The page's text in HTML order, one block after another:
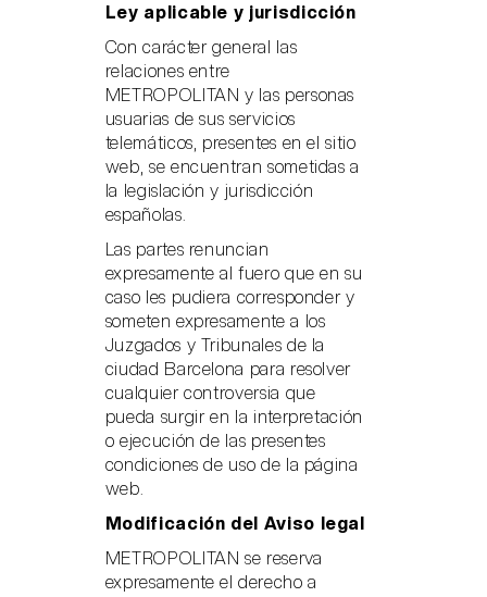
Ley aplicable y jurisdicción
Con carácter general las
relaciones entre
METROPOLITAN y las personas
usuarias de sus servicios
telemáticos, presentes en el sitio
web, se encuentran sometidas a
la legislación y jurisdicción
españolas.
Las partes renuncian
expresamente al fuero que en su
caso les pudiera corresponder y
someten expresamente a los
Juzgados y Tribunales de la
ciudad Barcelona para resolver
cualquier controversia que
pueda surgir en la interpretación
o ejecución de las presentes
condiciones de uso de la página
web.
Modificación del Aviso legal
METROPOLITAN se reserva
expresamente el derecho a